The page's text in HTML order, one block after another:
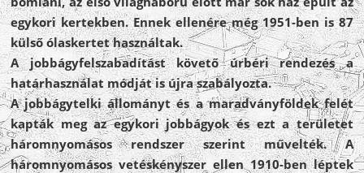
egykori kertekben. Ennek ellenére még 1951-ben is 87
külső ólaskertet használtak.
A jobbágyfelszabadítást követő úrbéri rendezés a
határhasználat módját is újra szabályozta.
A jobbágytelki állományt és a maradványföldek felét
kapták meg az egykori jobbágyok és ezt a területet
háromnyomásos rendszer szerint művelték. A
háromnyomásos vetéskényszer ellen 1910-ben léptek